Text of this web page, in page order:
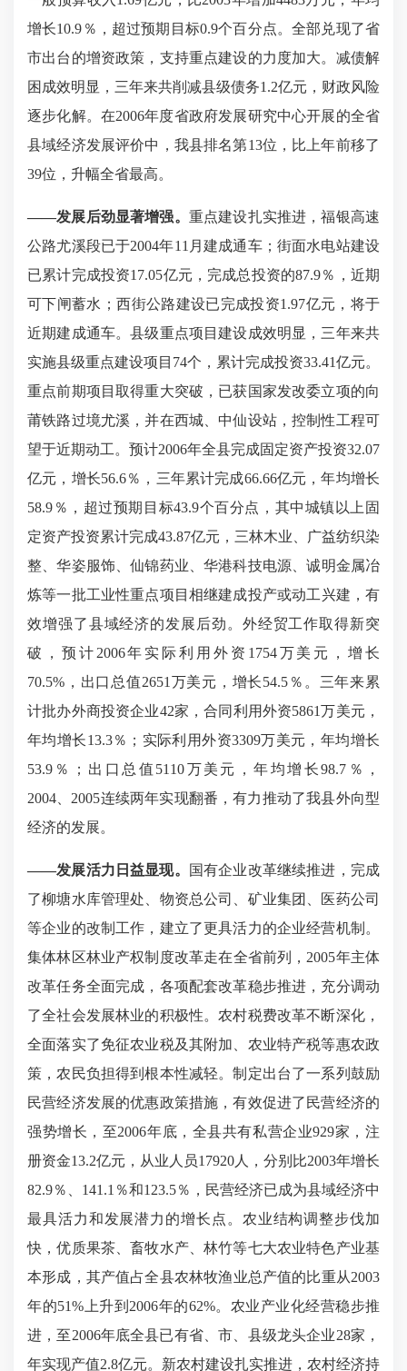
增长10.9％，超过预期目标0.9个百分点。全部兑现了省
市出台的增资政策，支持重点建设的力度加大。减债解
困成效明显，三年来共削减县级债务1.2亿元，财政风险
逐步化解。在2006年度省政府发展研究中心开展的全省
县域经济发展评价中，我县排名第13位，比上年前移了
39位，升幅全省最高。
——发展后劲显著增强。 重点建设扎实推进，福银高速
公路尤溪段已于2004年11月建成通车；街面水电站建设
已累计完成投资17.05亿元，完成总投资的87.9％，近期
可下闸蓄水；西街公路建设已完成投资1.97亿元，将于
近期建成通车。县级重点项目建设成效明显，三年来共
实施县级重点建设项目74个，累计完成投资33.41亿元。
重点前期项目取得重大突破，已获国家发改委立项的向
莆铁路过境尤溪，并在西城、中仙设站，控制性工程可
望于近期动工。预计2006年全县完成固定资产投资32.07
亿元，增长56.6％，三年累计完成66.66亿元，年均增长
58.9％，超过预期目标43.9个百分点，其中城镇以上固
定资产投资累计完成43.87亿元，三林木业、广益纺织染
整、华姿服饰、仙锦药业 、华港科技电源、诚明金属冶
炼等一批工业性重点项目 相继建成投产或动工兴建，有
效增强了县域经济的发展后劲。外经贸工作取得新突
破，预计 2006年实际利用外资1754万美元，增长
70.5%，出口总值2651万美元，增长54.5％。三年来累
计批办外商投资企业42家，合同利用外资5861万美元，
年均增长13.3％；实际利用外资3309万美元，年均增长
53.9％；出口总值5110万美元，年均增长98.7％，
2004、2005连续两年实现翻番，有力推动了我县外向型
经济的发展。
——发展活力日益显现。
国有企业改革继续推进，完成
了柳塘水库管理处、物资总公司、矿业集团、医药公司
等企业的改制工作，建立了更具活力的企业经营机制。
集体林区林业产权制度改革走在全省前列， 2005年主体
改革任务全面完成，各项配套改革稳步推进，充分调动
了全社会发展林业的积极性。农村税费改革不断深化，
全面落实了免征农业税及其附加、农业特产税等惠农政
策，农民负担得到根本性减轻。制定出台了一系列鼓励
民营经济发展的优惠政策措施，有效促进了民营经济的
强势增长，至2006年底，全县共有私营企业929家，注
册资金13.2亿元，从业人员17920人，分别比2003年增长
82.9％、141.1％和123.5％，民营经济已成为县域经济中
最具活力和发展潜力的增长点。农业结构调整步伐加
快，优质果茶、畜牧水产、林竹等七大农业特色产业基
本形成，其产值占全县农林牧渔业总产值的比重从2003
年的51%上升到 2006年的62%。农业产业化经营稳步推
进，至2006年底全县已有省、市、县级龙头企业28家，
年实现产值2.8亿元。新农村建设扎实推进，农村经济持